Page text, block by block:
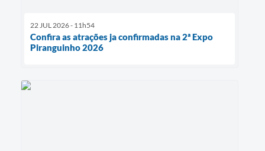
22 JUL 2026 - 11h54
Confira as atrações ja confirmadas na 2ª Expo
Piranguinho 2026